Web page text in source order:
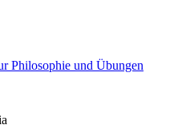
Philosophie und Übungen